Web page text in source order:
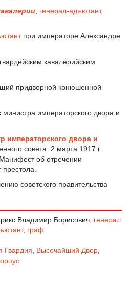
генерал-адъютант,
при императоре Александре
кавалерийским
придворной конюшенной
императорского двора и
императорского двора и
совета. 2 марта 1917 г.
об отречении
советского правительства
Владимир Борисович, генерал
, граф
Гвардия, Высочайший Двор,